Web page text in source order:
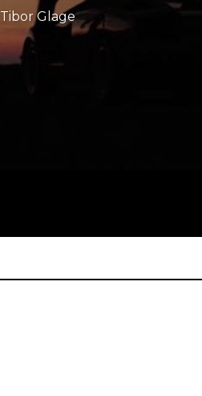
Tibor Glage